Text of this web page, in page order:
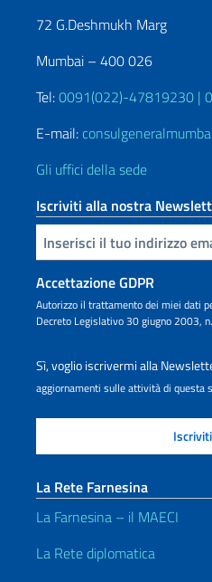
72 G.Deshmukh Marg
Mumbai – 400 026
Tel:0091(022)-47819230 |
E-mail:
Gli uffici della sede
Iscriviti alla nostra
Inserisci la tua email
Accettazione GDPR
Autorizzo il trattamento dei miei dati
Decreto Legislativo 30 giugno 2003,
Sì, voglio iscrivermi alla
aggiornamenti sulle attività di questa
La Rete Farnesina
La Farnesina – il MAECI
La Rete diplomatica